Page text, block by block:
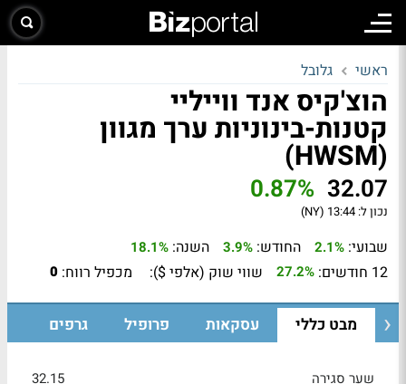
ראשי גלובל
הוצ'קיס אנד ווייליי
קטנות-בינוניות ערך מגוון
(HWSM)
32.07
0.87%
נכון ל: 13:44 (NY)
שבועי: 2.1% החודש: 3.9% השנה: 18.1%
12 חודשים: 27.2% שווי שוק (אלפי $): מכפיל רווח: 0
מבט כללי עסקאות פרופיל גרפים
שער סגירה
32.15